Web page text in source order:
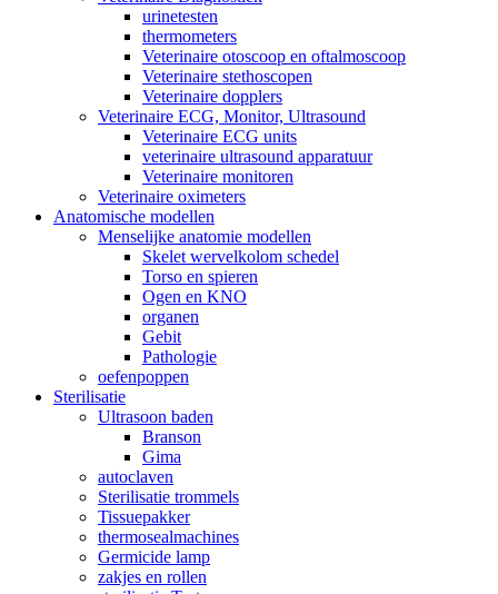
urinetesten
thermometers
Veterinaire otoscoop en oftalmoscoop
Veterinaire stethoscopen
Veterinaire dopplers
Veterinaire ECG, Monitor, Ultrasound
Veterinaire ECG units
veterinaire ultrasound apparatuur
Veterinaire monitoren
Veterinaire oximeters
Anatomische modellen
Menselijke anatomie modellen
Skelet wervelkolom schedel
Torso en spieren
Ogen en KNO
organen
Gebit
Pathologie
oefenpoppen
Sterilisatie
Ultrasoon baden
Branson
Gima
autoclaven
Sterilisatie trommels
Tissuepakker
thermosealmachines
Germicide lamp
zakjes en rollen